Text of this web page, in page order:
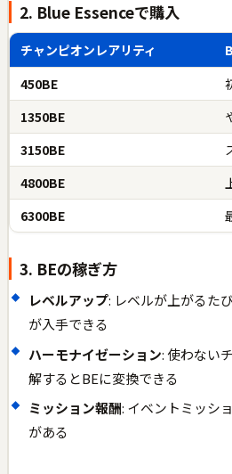
2. Blue Essenceで購入
チャンピオンレアリティ
450BE
1350BE
3150BE
4800BE
6300BE
3. BEの稼ぎ方
レベルアップ: レベルが上がるた
が入手できる
ハーモナイゼーション: 使わない
解するとBEに変換できる
ミッション報酬: イベントミッシ
がある